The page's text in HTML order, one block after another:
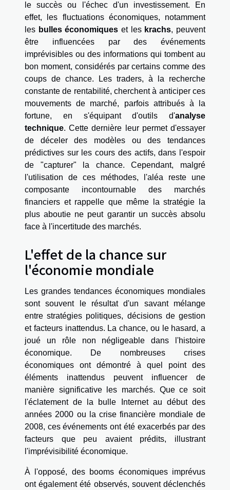
le succès ou l'échec d'un investissement. En
effet, les fluctuations économiques, notamment
les bulles économiques et les krachs, peuvent
être influencées par des événements
imprévisibles ou des informations qui tombent au
bon moment, considérés par certains comme des
coups de chance. Les traders, à la recherche
constante de rentabilité, cherchent à anticiper ces
mouvements de marché, parfois attribués à la
fortune, en s'équipant d'outils d'analyse
technique. Cette dernière leur permet d'essayer
de déceler des modèles ou des tendances
prédictives sur les cours des actifs, dans l'espoir
de "capturer" la chance. Cependant, malgré
l'utilisation de ces méthodes, l'aléa reste une
composante incontournable des marchés
financiers et rappelle que même la stratégie la
plus aboutie ne peut garantir un succès absolu
face à l'incertitude des marchés.
L'effet de la chance sur
l'économie mondiale
Les grandes tendances économiques mondiales
sont souvent le résultat d'un savant mélange
entre stratégies politiques, décisions de gestion
et facteurs inattendus. La chance, ou le hasard, a
joué un rôle non négligeable dans l'histoire
économique. De nombreuses crises
économiques ont démontré à quel point des
éléments inattendus peuvent influencer de
manière significative les marchés. Que ce soit
l'éclatement de la bulle Internet au début des
années 2000 ou la crise financière mondiale de
2008, ces événements ont été exacerbés par des
facteurs que peu avaient prédits, illustrant
l'imprévisibilité économique.
À l'opposé, des booms économiques imprévus
ont également été observés, souvent déclenchés